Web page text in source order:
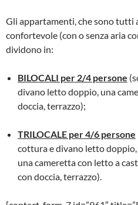
Gli appartamenti, che sono tutti
confortevole (con o senza aria
dividono in:
BILOCALI per 2/4 persone
divano letto doppio, una
doccia, terrazzo);
TRILOCALE per 4/6 persone
cottura e divano letto
una cameretta con letto a
con doccia, terrazzo).